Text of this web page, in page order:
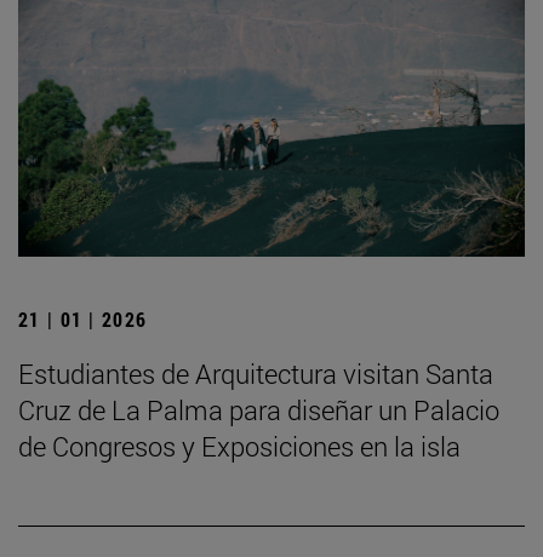
21 | 01 | 2026
Estudiantes de Arquitectura visitan Santa
Cruz de La Palma para diseñar un Palacio
de Congresos y Exposiciones en la isla